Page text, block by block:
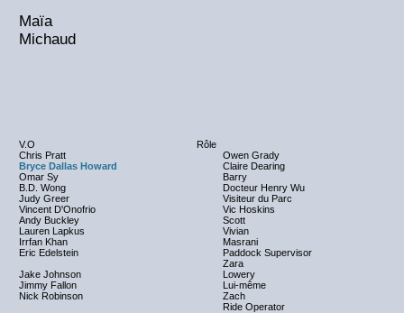
Maïa
Michaud
V.O
Rôle
Chris Pratt
Owen Grady
Bryce Dallas Howard
Claire Dearing
Omar Sy
Barry
B.D. Wong
Docteur Henry Wu
Judy Greer
Visiteur du Parc
Vincent D'Onofrio
Vic Hoskins
Andy Buckley
Scott
Lauren Lapkus
Vivian
Irrfan Khan
Masrani
Eric Edelstein
Paddock Supervisor
Zara
Jake Johnson
Lowery
Jimmy Fallon
Lui-même
Nick Robinson
Zach
Ride Operator